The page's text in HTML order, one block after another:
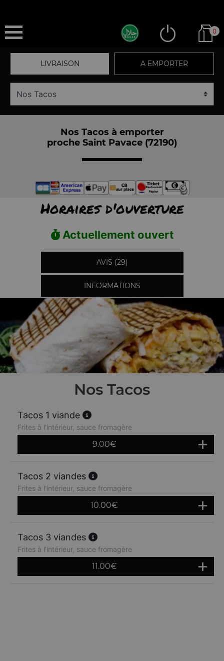
0
LIVRAISON A EMPORTER
Nos Tacos à emporter
proche Saint Pavace (72190)
Horaires d'ouverture
Actuellement ouvert
AVIS (29)
INFORMATIONS
Nos Tacos
Tacos 1 viande
Frites à l'intérieur, sauce fromagère
9.00€
Tacos 2 viandes
Frites à l'intérieur, sauce fromagère
10.00€
Tacos 3 viandes
Frites à l'intérieur, sauce fromagère
11.00€